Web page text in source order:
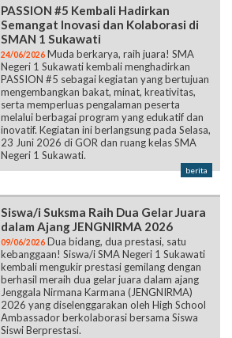
PASSION #5 Kembali Hadirkan
Semangat Inovasi dan Kolaborasi di
SMAN 1 Sukawati
24/06/2026 Muda berkarya, raih juara! SMA
Negeri 1 Sukawati kembali menghadirkan
PASSION #5 sebagai kegiatan yang bertujuan
mengembangkan bakat, minat, kreativitas,
serta memperluas pengalaman peserta
melalui berbagai program yang edukatif dan
inovatif. Kegiatan ini berlangsung pada Selasa,
23 Juni 2026 di GOR dan ruang kelas SMA
Negeri 1 Sukawati.
berita
Siswa/i Suksma Raih Dua Gelar Juara
dalam Ajang JENGNIRMA 2026
09/06/2026 Dua bidang, dua prestasi, satu
kebanggaan! Siswa/i SMA Negeri 1 Sukawati
kembali mengukir prestasi gemilang dengan
berhasil meraih dua gelar juara dalam ajang
Jenggala Nirmana Karmana (JENGNIRMA)
2026 yang diselenggarakan oleh High School
Ambassador berkolaborasi bersama Siswa
Siswi Berprestasi.